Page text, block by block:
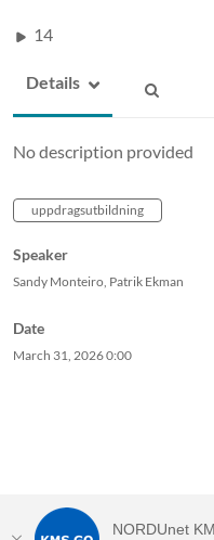
14
Details
No description provided
uppdragsutbildning
Speaker
Sandy Monteiro, Patrik Ekman
Date
March 31, 20260:00
NORDUnet